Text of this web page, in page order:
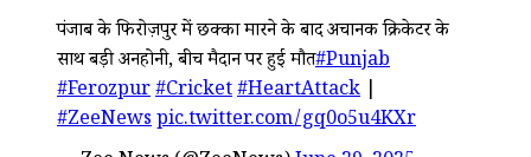
पंजाब के फिरोज़पुर में छक्का मारने के बाद अचानक क्रिकेटर के
साथ बड़ी अनहोनी, बीच मैदान पर हुई मौत#Punjab
#Ferozpur#Cricket#HeartAttack
#ZeeNewspic.twitter.com/gq0o5u4KXr